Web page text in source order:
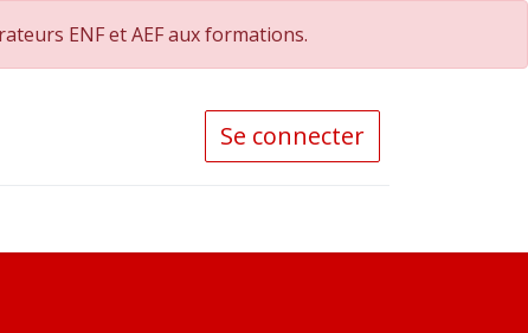
ENF et AEF aux formations.
Se connecter